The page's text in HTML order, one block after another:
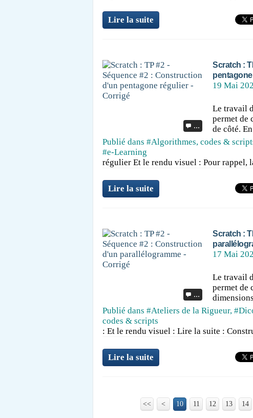
Lire la suite
…
Scratch :
19 Mai
Publié dans #Algorithmes, codes &
#e-Learning
Le travail
permet de
de côté.
régulier Et le rendu visuel : Pour rappel,
Lire la suite
…
Scratch :
17 Mai
Publié dans #Ateliers de la Rigueur,
codes & scripts
Le travail
permet de
: Et le rendu visuel : Lire la suite :
Lire la suite
<< < 10 11 12 13 14